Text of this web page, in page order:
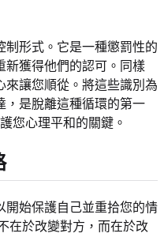
制形式。它是一種懲罰性的
新獲得他們的認可。同樣
來讓您順從。將這些識別為
，是脫離這種循環的第一
您心理平和的關鍵。
開始保護自己並重拾您的情
在於改變對方，而在於改